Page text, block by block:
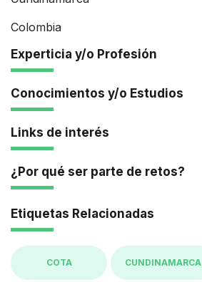
Colombia
Experticia y/o Profesión
Conocimientos y/o Estudios
Links de interés
¿Por qué ser parte de retos?
Etiquetas Relacionadas
COTA CUNDINAMARCA